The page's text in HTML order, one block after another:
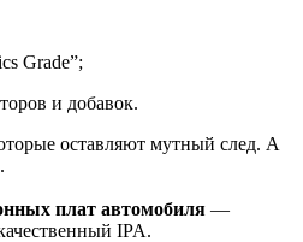
Grade”;
и добавок.
оставляют мутный след. А
плат автомобиля —
IPA.